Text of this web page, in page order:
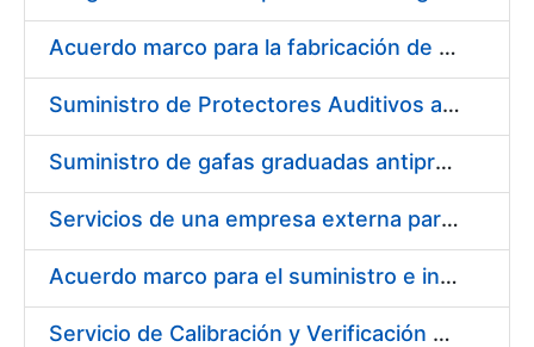
Show/Hide
Acuerdo marco para la fabricación de piezas
Suministro de Protectores Auditivos a medida para las personas trabajadoras de los Centros de Trabajo de Madrid y Burgos
Suministro de gafas graduadas antiproyecciones para los trabajadores de la FNMT-RCM en los centros de trabajo de Madrid y Burgos
Servicios de una empresa externa para el asesoramiento y resolución de los recursos de alzada que se presentan relacionados con procesos de selección para la FNMT-RCM
Acuerdo marco para el suministro e instalación de persianas, estores y otros complementos
Servicio de Calibración y Verificación Externa de los Equipos de Medición del Servicio de Prevención de la FNMT-RCM